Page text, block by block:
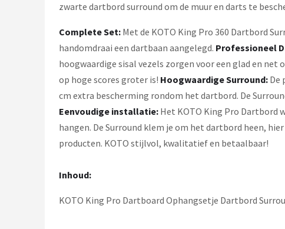
zwarte dartbord surround om de muur en darts te
Complete Set: Met de KOTO King Pro 360 Dartbord
handomdraai een dartbaan aangelegd. Professioneel
hoogwaardige sisal vezels zorgen voor een glad en
op hoge scores groter is! Hoogwaardige Surround: De
cm extra bescherming rondom het dartbord. De
Eenvoudige installatie: Het KOTO King Pro Dartbord
hangen. De Surround klem je om het dartbord heen,
producten. KOTO stijlvol, kwalitatief en betaalbaar!
Inhoud:
KOTO King Pro Dartboard Ophangsetje Dartbord